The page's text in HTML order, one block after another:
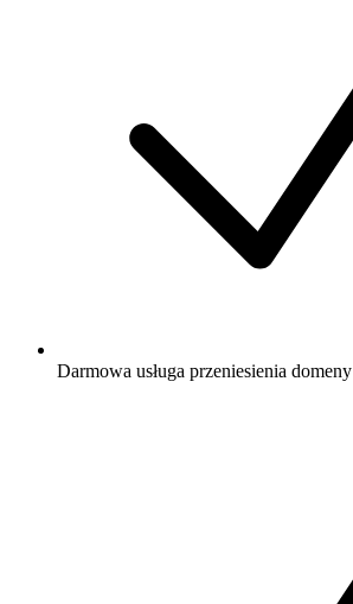
Darmowa usługa przeniesienia domeny